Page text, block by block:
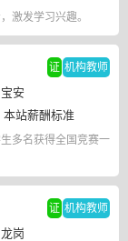
激发学习兴趣。
证 机构教师
宝安
本站薪酬标准
多名获得全国竞赛一
证 机构教师
龙岗